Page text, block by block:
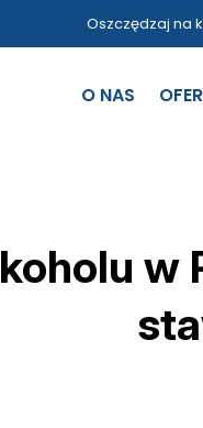
Oszczędzaj na
O NAS
w